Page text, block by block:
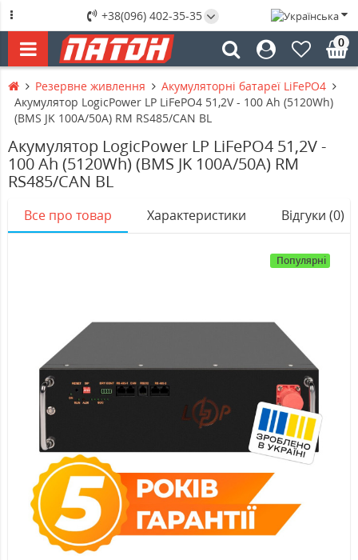
+38(096) 402-35-35
0
Резервне живлення
Акумуляторні батареї LiFePO4
Акумулятор LogicPower LP LiFePO4 51,2V - 100 Ah (5120Wh)
(BMS JK 100A/50А) RM RS485/CAN BL
Акумулятор LogicPower LP LiFePO4 51,2V -
100 Ah (5120Wh) (BMS JK 100A/50А) RM
RS485/CAN BL
Все про товар Характеристики Відгуки (0)
Популярні